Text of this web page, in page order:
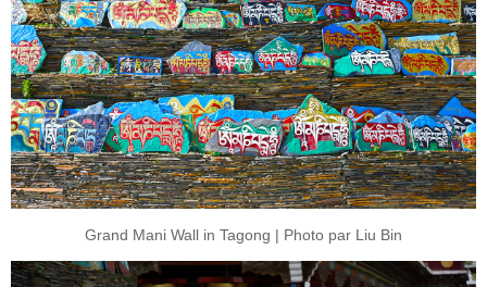
Grand Mani Wall in Tagong | Photo par Liu Bin